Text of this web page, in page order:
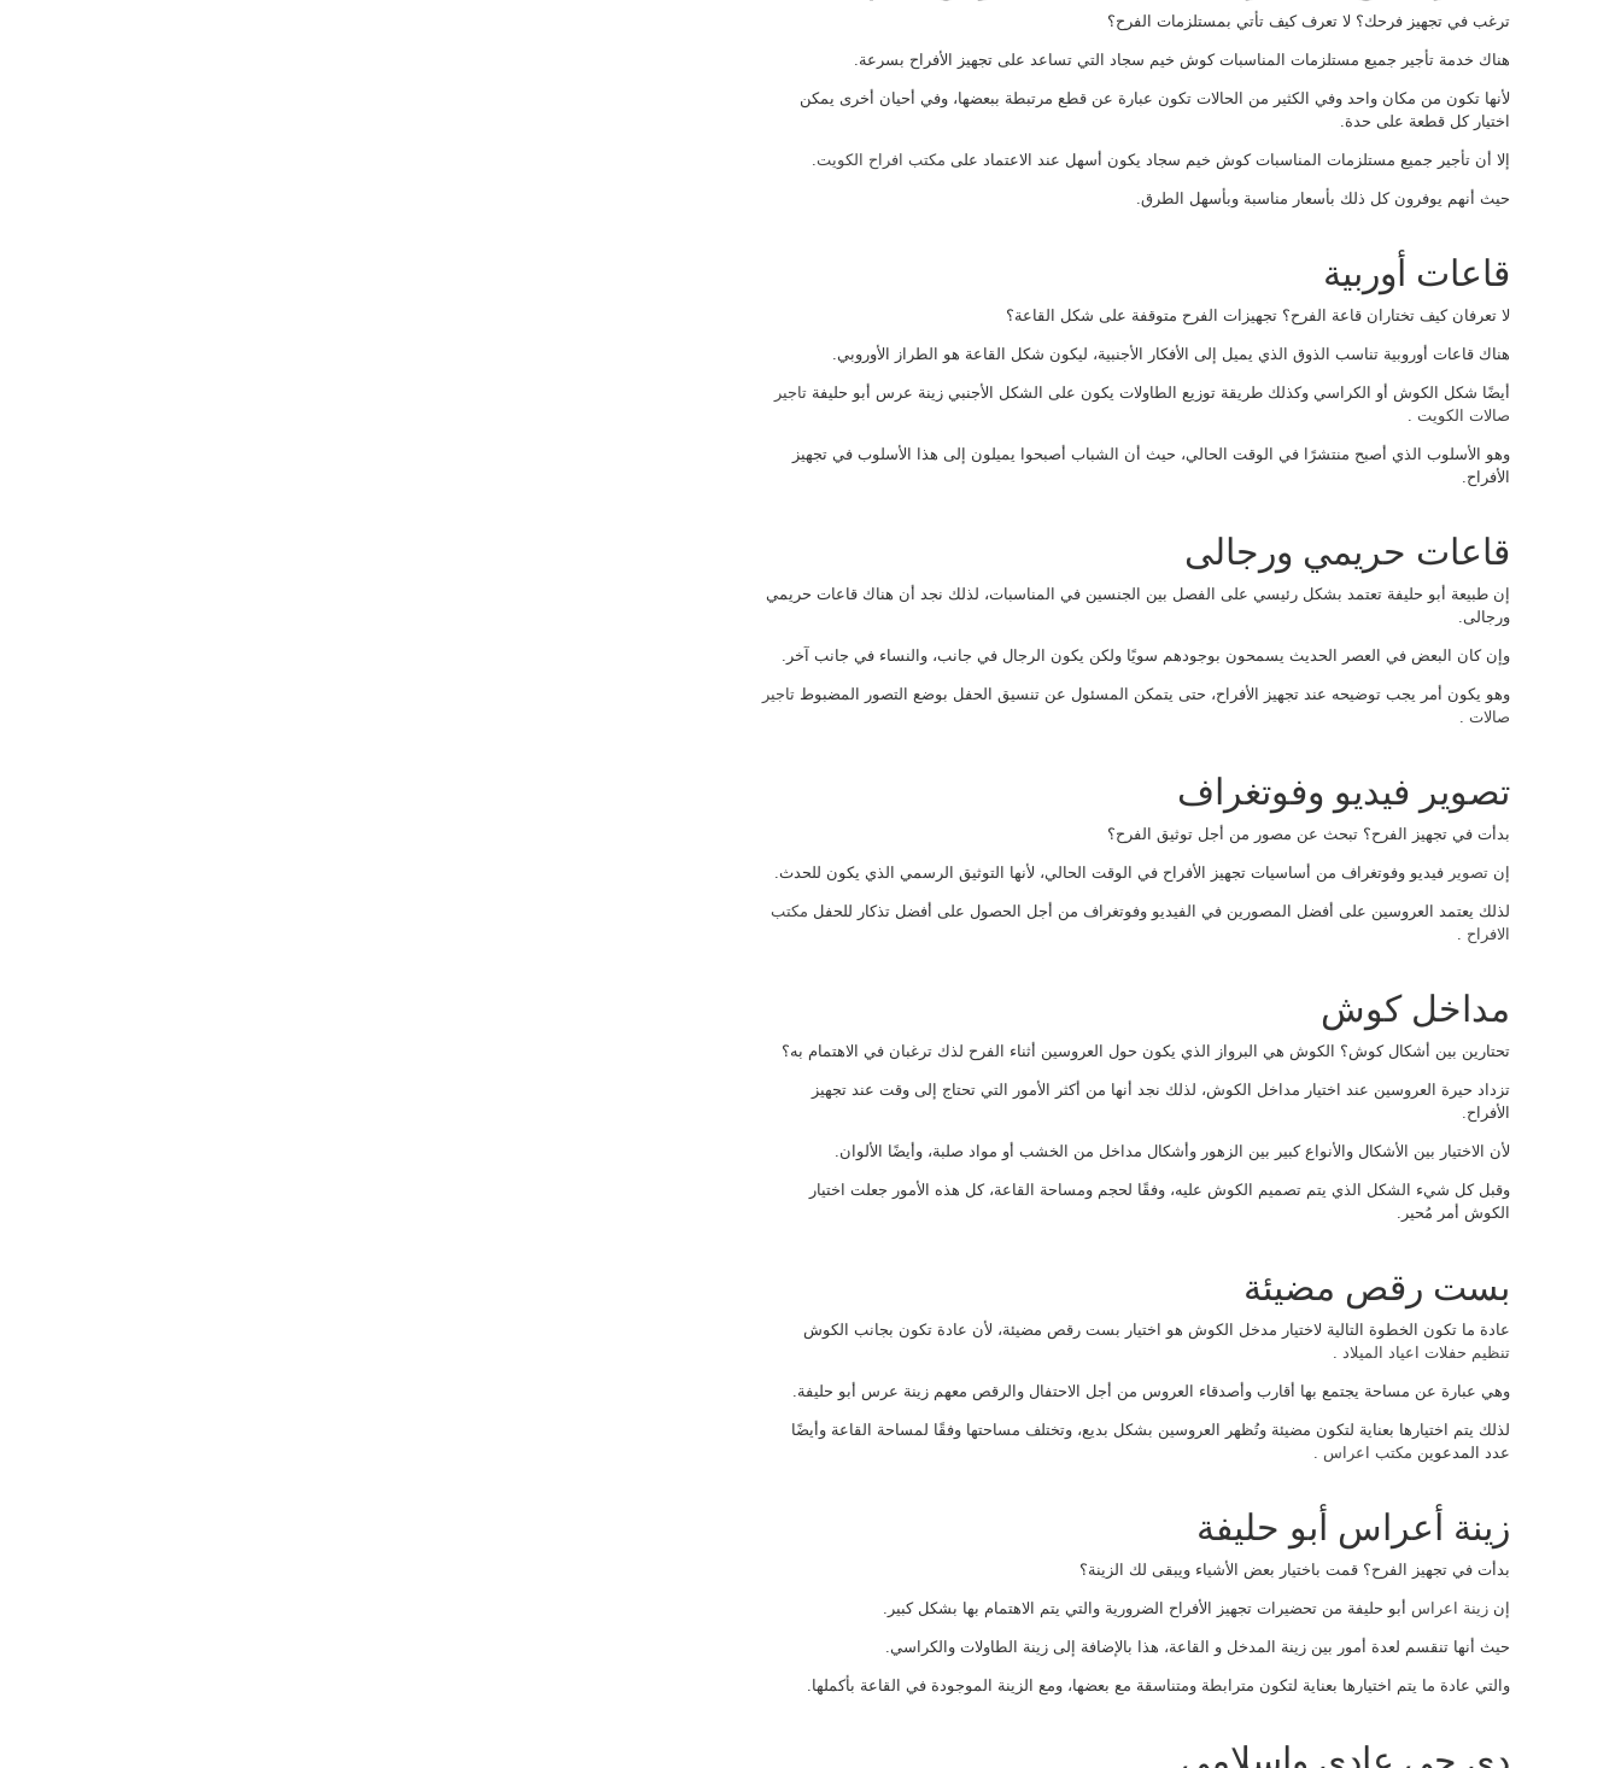
ترغب في تجهيز فرحك؟ لا تعرف كيف تأتي بمستلزمات الفرح؟
هناك خدمة تأجير جميع مستلزمات المناسبات كوش خيم سجاد التي تساعد على تجهيز الأفراح بسرعة.
لأنها تكون من مكان واحد وفي الكثير من الحالات تكون عبارة عن قطع مرتبطة ببعضها، وفي أحيان أخرى يمكن
اختيار كل قطعة على حدة.
إلا أن تأجير جميع مستلزمات المناسبات كوش خيم سجاد يكون أسهل عند الاعتماد على مكتب افراح الكويت
حيث أنهم يوفرون كل ذلك بأسعار مناسبة وبأسهل الطرق.
قاعات أوربية
لا تعرفان كيف تختاران قاعة الفرح؟ تجهيزات الفرح متوقفة على شكل القاعة؟
هناك قاعات أوروبية تناسب الذوق الذي يميل إلى الأفكار الأجنبية، ليكون شكل القاعة هو الطراز الأوروبي.
أيضًا شكل الكوش أو الكراسي وكذلك طريقة توزيع الطاولات يكون على الشكل الأجنبي زينة عرس أبو حليفة تاجير
صالات الكويت
وهو الأسلوب الذي أصبح منتشرًا في الوقت الحالي، حيث أن الشباب أصبحوا يميلون إلى هذا الأسلوب في تجهيز
الأفراح.
قاعات حريمي ورجالى
إن طبيعة أبو حليفة تعتمد بشكل رئيسي على الفصل بين الجنسين في المناسبات، لذلك نجد أن هناك قاعات حريمي
ورجالى.
وإن كان البعض في العصر الحديث يسمحون بوجودهم سويًا ولكن يكون الرجال في جانب، والنساء في جانب آخر.
وهو يكون أمر يجب توضيحه عند تجهيز الأفراح، حتى يتمكن المسئول عن تنسيق الحفل بوضع التصور المضبوط تاجير
صالات
تصوير فيديو وفوتغراف
بدأت في تجهيز الفرح؟ تبحث عن مصور من أجل توثيق الفرح؟
إن تصوير فيديو وفوتغراف من أساسيات تجهيز الأفراح في الوقت الحالي، لأنها التوثيق الرسمي الذي يكون للحدث.
لذلك يعتمد العروسين على أفضل المصورين في الفيديو وفوتغراف من أجل الحصول على أفضل تذكار للحفل مكتب
الافراح
مداخل كوش
تحتارين بين أشكال كوش؟ الكوش هي البرواز الذي يكون حول العروسين أثناء الفرح لذك ترغبان في الاهتمام به؟
تزداد حيرة العروسين عند اختيار مداخل الكوش، لذلك نجد أنها من أكثر الأمور التي تحتاج إلى وقت عند تجهيز
الأفراح.
لأن الاختيار بين الأشكال والأنواع كبير بين الزهور وأشكال مداخل من الخشب أو مواد صلبة، وأيضًا الألوان.
وقبل كل شيء الشكل الذي يتم تصميم الكوش عليه، وفقًا لحجم ومساحة القاعة، كل هذه الأمور جعلت اختيار
الكوش أمر مُحير.
بست رقص مضيئة
عادة ما تكون الخطوة التالية لاختيار مدخل الكوش هو اختيار بست رقص مضيئة، لأن عادة تكون بجانب الكوش
تنظيم حفلات اعياد الميلاد
وهي عبارة عن مساحة يجتمع بها أقارب وأصدقاء العروس من أجل الاحتفال والرقص معهم زينة عرس أبو حليفة.
لذلك يتم اختيارها بعناية لتكون مضيئة وتُظهر العروسين بشكل بديع، وتختلف مساحتها وفقًا لمساحة القاعة وأيضًا
عدد المدعوين مكتب اعراس
زينة أعراس أبو حليفة
بدأت في تجهيز الفرح؟ قمت باختيار بعض الأشياء ويبقى لك الزينة؟
إن زينة اعراس أبو حليفة من تحضيرات تجهيز الأفراح الضرورية والتي يتم الاهتمام بها بشكل كبير.
حيث أنها تنقسم لعدة أمور بين زينة المدخل و القاعة، هذا بالإضافة إلى زينة الطاولات والكراسي.
والتي عادة ما يتم اختيارها بعناية لتكون مترابطة ومتناسقة مع بعضها، ومع الزينة الموجودة في القاعة بأكملها.